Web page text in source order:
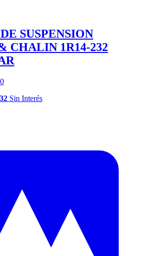
SUSPENSION
CHALIN 1R14-232
Sin Interés